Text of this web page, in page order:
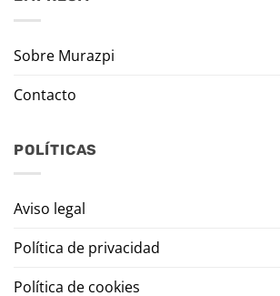
Sobre Murazpi
Contacto
POLÍTICAS
Aviso legal
Política de privacidad
Política de cookies